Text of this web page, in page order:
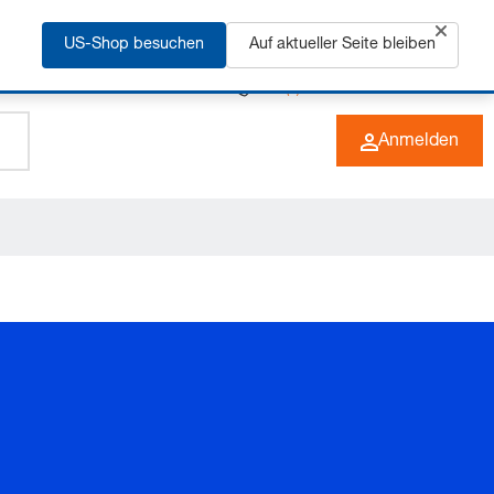
+49 (0) 6266 73-0 DE
Anmelden
US-Shop besuchen Auf aktueller Seite bleiben